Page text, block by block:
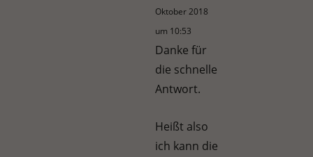
Oktober 2018
um 10:53
Danke für
die schnelle
Antwort.
Heißt also
ich kann die